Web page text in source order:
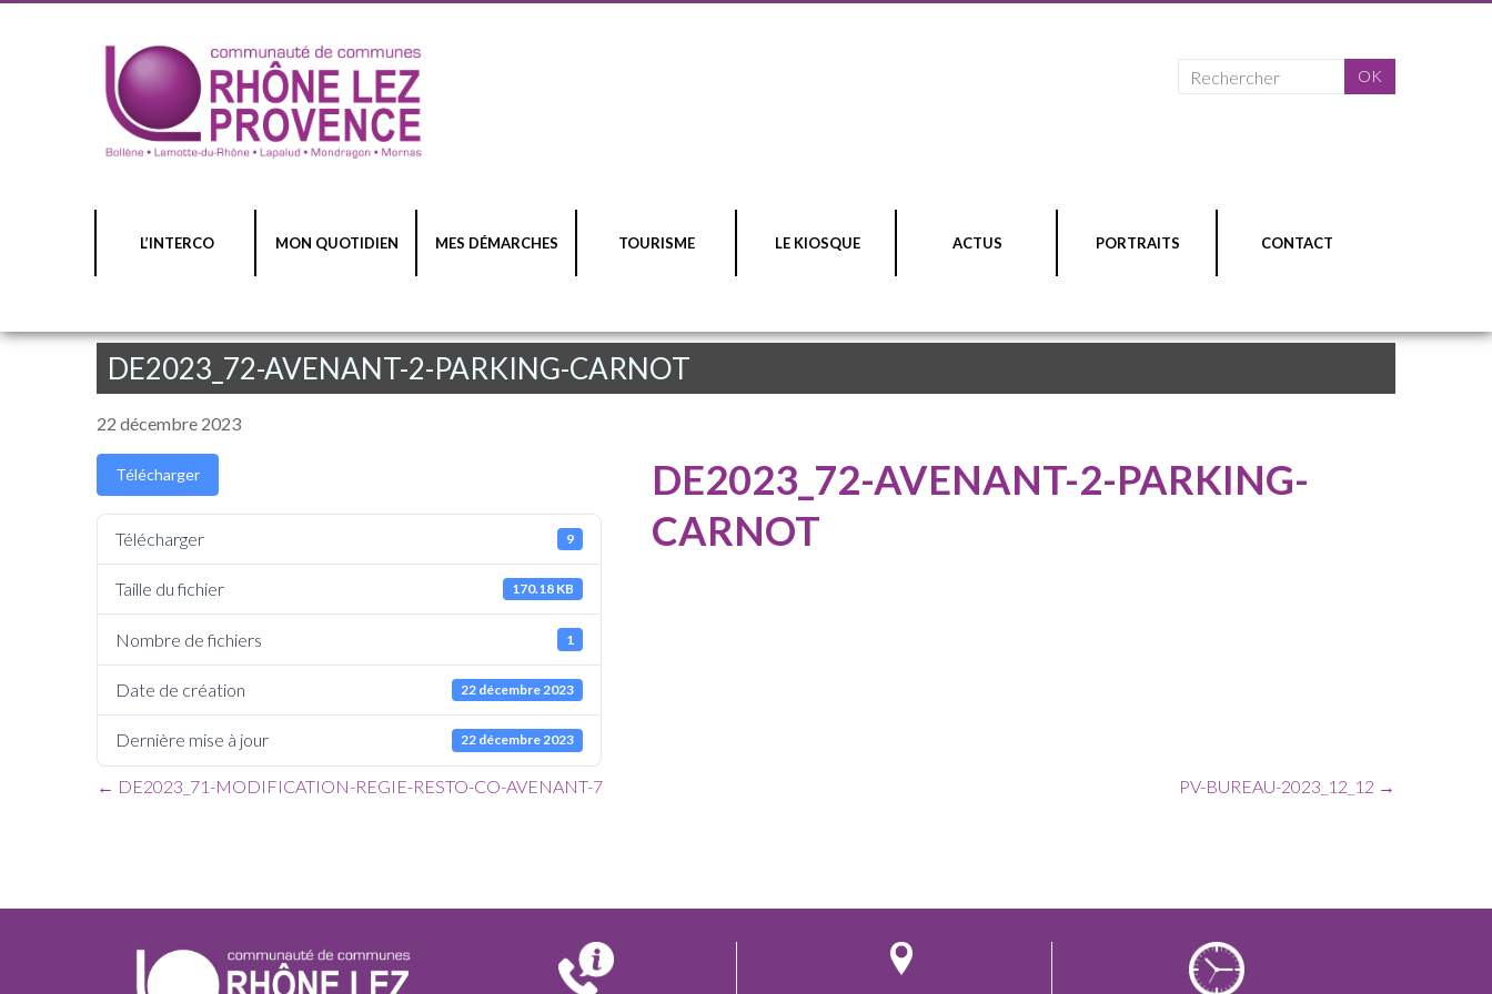
L’INTERCO MON QUOTIDIEN MES DÉMARCHES TOURISME LE KIOSQUE ACTUS PORTRAITS CONTACT
DE2023_72-AVENANT-2-PARKING-CARNOT
22 décembre 2023
Télécharger
Télécharger 9
Taille du fichier 170.18 KB
Nombre de fichiers 1
Date de création 22 décembre 2023
Dernière mise à jour 22 décembre 2023
DE2023_72-AVENANT-2-PARKING-
CARNOT
← DE2023_71-MODIFICATION-REGIE-RESTO-CO-AVENANT-7 PV-BUREAU-2023_12_12 →